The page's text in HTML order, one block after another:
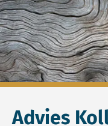
Advies